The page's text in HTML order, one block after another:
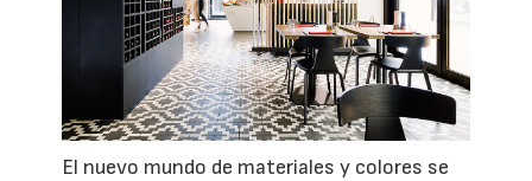
El nuevo mundo de materiales y colores se